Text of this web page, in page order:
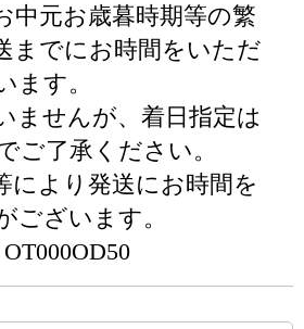
中元お歳暮時期等の繁
までにお時間をいただ
ます。
ませんが、着日指定は
ご了承ください。
により発送にお時間を
ございます。